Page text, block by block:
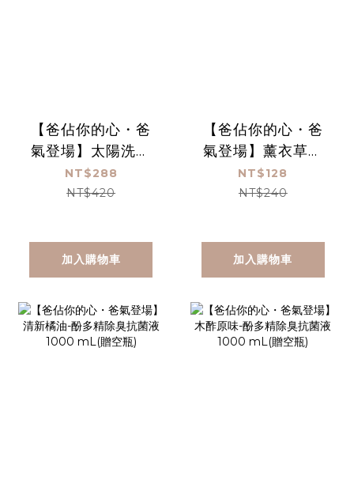
【爸佔你的心・爸
氣登場】太陽洗衣
精 1000 mL
NT$288
NT$420
加入購物車
【爸佔你的心・爸
氣登場】薰衣草檸
檬-酚多精除臭抗菌
液 1000 mL(贈空
NT$128
NT$240
加入購物車